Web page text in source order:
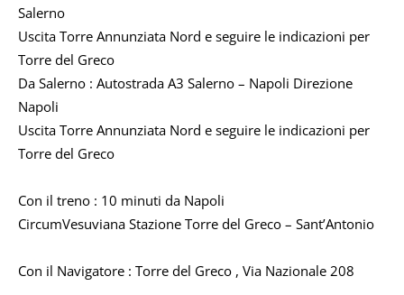
Salerno
Uscita Torre Annunziata Nord e seguire le indicazioni per
Torre del Greco
Da Salerno : Autostrada A3 Salerno – Napoli Direzione
Napoli
Uscita Torre Annunziata Nord e seguire le indicazioni per
Torre del Greco
Con il treno : 10 minuti da Napoli
CircumVesuviana Stazione Torre del Greco – Sant’Antonio
Con il Navigatore : Torre del Greco , Via Nazionale 208